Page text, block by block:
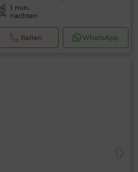
1 min.
nachten
Bellen WhatsApp